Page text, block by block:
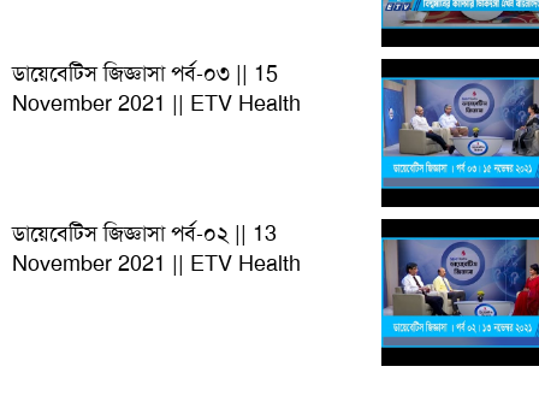
ডায়েবেটিস জিজ্ঞাসা পর্ব-০৩ || 15
November 2021 || ETV Health
ডায়েবেটিস জিজ্ঞাসা পর্ব-০২ || 13
November 2021 || ETV Health